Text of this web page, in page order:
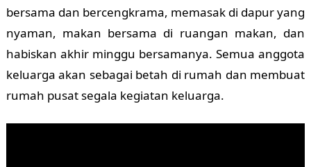
bersama dan bercengkrama, memasak di dapur yang
nyaman, makan bersama di ruangan makan, dan
habiskan akhir minggu bersamanya. Semua anggota
keluarga akan sebagai betah di rumah dan membuat
rumah pusat segala kegiatan keluarga.